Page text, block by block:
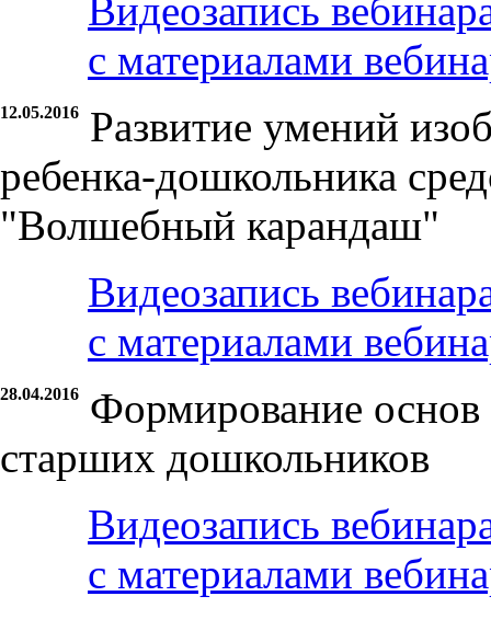
Видеозапись
с материалами
12.05.2016
Развитие умений
ребенка-дошкольника
"Волшебный карандаш"
Видеозапись
с материалами
28.04.2016
Формирование основ
старших дошкольников
Видеозапись
с материалами